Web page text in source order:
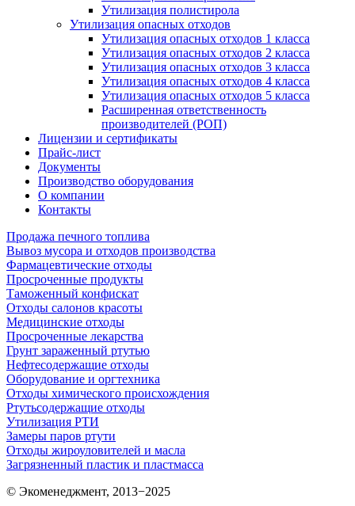
Утилизация полистирола
Утилизация опасных отходов
Утилизация опасных отходов 1 класса
Утилизация опасных отходов 2 класса
Утилизация опасных отходов 3 класса
Утилизация опасных отходов 4 класса
Утилизация опасных отходов 5 класса
Расширенная ответственность
производителей (РОП)
Лицензии и сертификаты
Прайс-лист
Документы
Производство оборудования
О компании
Контакты
Продажа печного топлива
Вывоз мусора и отходов производства
Фармацевтические отходы
Просроченные продукты
Таможенный конфискат
Отходы салонов красоты
Медицинские отходы
Просроченные лекарства
Грунт зараженный ртутью
Нефтесодержащие отходы
Оборудование и оргтехника
Отходы химического происхождения
Ртутьсодержащие отходы
Утилизация РТИ
Замеры паров ртути
Отходы жироуловителей и масла
Загрязненный пластик и пластмасса
© Экоменеджмент, 2013−2025